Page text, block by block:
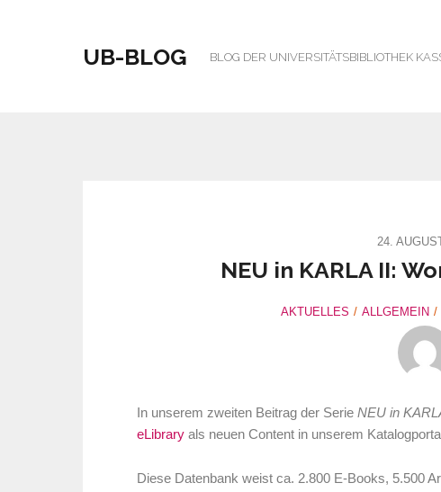
UB-BLOG BLOG DER UNIVERSITÄTSBIBLIOTHEK
24.
NEU in KARLA II:
AKTUELLES ALLGEMEIN
In unserem zweiten Beitrag der Serie NEU in
eLibrary als neuen Content in unserem Katalogportal
Diese Datenbank weist ca. 2.800 E-Books, 5.500